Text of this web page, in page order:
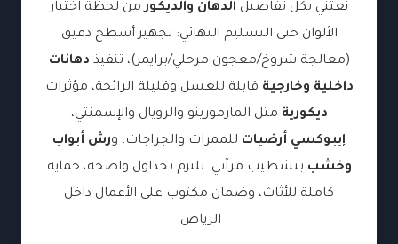
نعتني بكل تفاصيل الدهان والديكورمن لحظة اختيار
الألوان حتى التسليم النهائي: تجهيز أسطح دقيق
(معالجة شروخ/معجون مرحلي/برايمر)، تنفيذ دهانات
داخلية وخارجية قابلة للغسل وقليلة الرائحة، مؤثرات
ديكورية مثل المارمورينو والرويال والإسمنتي،
إيبوكسي أرضيات للممرات والجراجات، ورش أبواب
وخشب بتشطيب مرآتي. نلتزم بجداول واضحة، حماية
كاملة للأثاث، وضمان مكتوب على الأعمال داخل
الرياض.